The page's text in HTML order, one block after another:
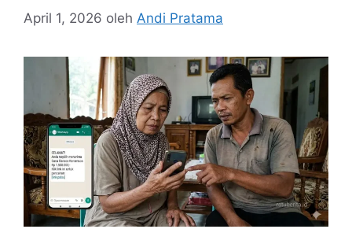
April 1, 2026 oleh Andi Pratama